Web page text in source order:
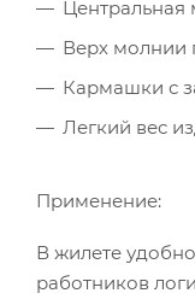
Центральная
Верх молнии
Кармашки с
Легкий вес
Применение:
В жилете
работников